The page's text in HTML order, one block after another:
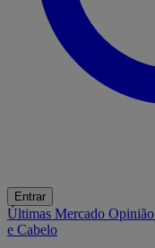
Entrar
Últimas Mercado Opinião
e Cabelo